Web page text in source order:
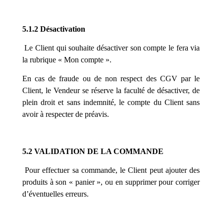
5.1.2 Désactivation
Le Client qui souhaite désactiver son compte le fera via
la rubrique « Mon compte ».
En cas de fraude ou de non respect des CGV par le
Client, le Vendeur se réserve la faculté de désactiver, de
plein droit et sans indemnité, le compte du Client sans
avoir à respecter de préavis.
5.2 VALIDATION DE LA COMMANDE
Pour effectuer sa commande, le Client peut ajouter des
produits à son « panier », ou en supprimer pour corriger
d’éventuelles erreurs.